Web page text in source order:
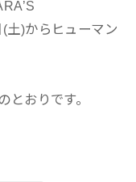
土)からヒューマン
とおりです。